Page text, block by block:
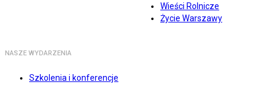
Wieści Rolnicze
Życie Warszawy
NASZE WYDARZENIA
Szkolenia i konferencje